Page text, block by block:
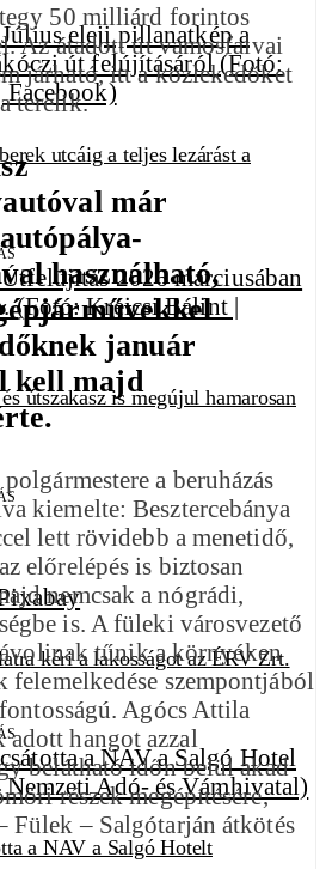
utcáig a teljes lezárást a
útszakasz is megújul hamarosan
kéri a lakosságot az ÉRV Zrt.
a NAV a Salgó Hotelt
50 milliárd forintos
Az átadott út vámosfalvai
járható, itt a közlekedőket
terelik.
már
használható,
január
kell majd
a beruházás
kiemelte: Besztercebánya
lett rövidebb a menetidő,
előrelépés is biztosan
nemcsak a nógrádi,
is. A füleki városvezető
tűnik a környéken
felemelkedése szempontjából
Agócs Attila
adott hangot azzal
belátható időn belül akad
részek megépítésére,
Fülek – Salgótarján átkötés